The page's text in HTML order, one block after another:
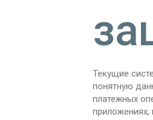
Текущие
понятную
платежных
приложениях,